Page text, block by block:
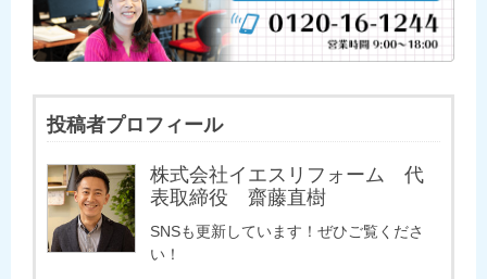
投稿者プロフィール
株式会社イエスリフォーム 代
表取締役 齋藤直樹
SNSも更新しています！ぜひご覧くださ
い！